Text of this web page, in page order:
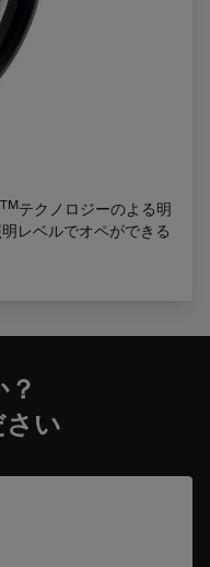
TMテクノロジーのよる明
レベルでオペができる
さい